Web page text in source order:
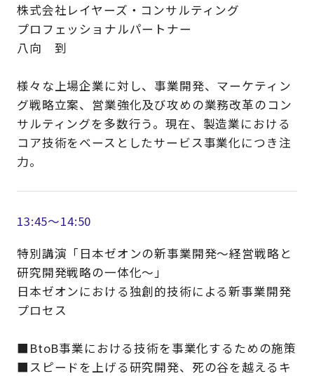
株式会社レイヤーズ・コンサルティング
プロフェッショナルパートナー
八向 到
様々な上場企業に対し、事業開発、マーケティン
グ戦略立案、営業強化及び攻めの業務改革のコン
サルティングを多数行う。現在、製造業における
コア技術をベースとしたサービス事業化につき注
力。
13:45～14:50
特別講演「日本ゼオンの新事業開発～経営戦略と
研究開発戦略の一体化～」
日本ゼオンにおける独創的技術による新事業開発
プロセス
■BtoB事業における技術を事業化するための施策
■スピードを上げる研究開発、死の谷を越えるキ